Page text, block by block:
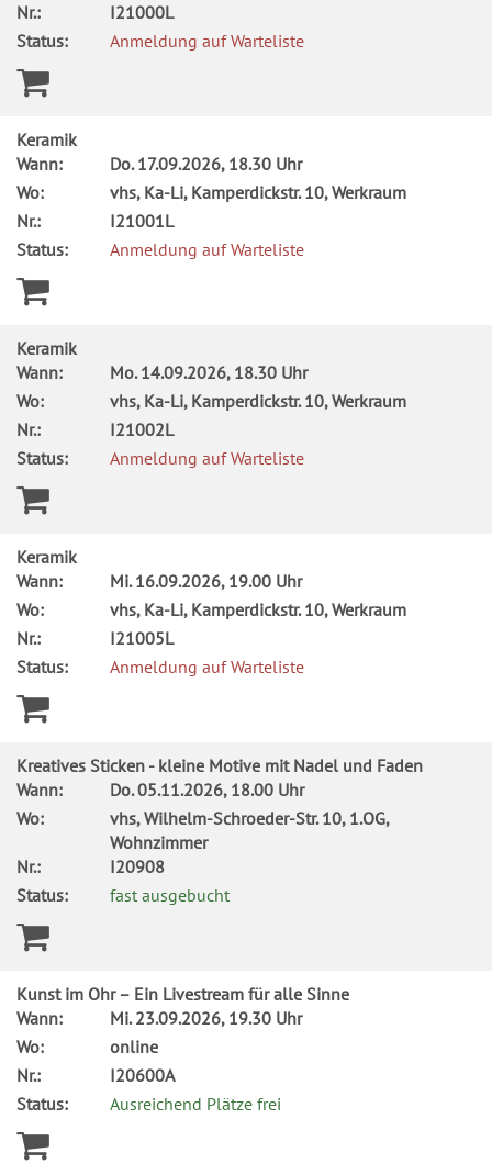
Nr.:
I21000L
Status:
Anmeldung auf Warteliste
Keramik
Wann:
Do.17.09.2026, 18.30 Uhr
Wo:
vhs, Ka-Li, Kamperdickstr. 10, Werkraum
Nr.:
I21001L
Status:
Anmeldung auf Warteliste
Keramik
Wann:
Mo.14.09.2026, 18.30 Uhr
Wo:
vhs, Ka-Li, Kamperdickstr. 10, Werkraum
Nr.:
I21002L
Status:
Anmeldung auf Warteliste
Keramik
Wann:
Mi.16.09.2026, 19.00 Uhr
Wo:
vhs, Ka-Li, Kamperdickstr. 10, Werkraum
Nr.:
I21005L
Status:
Anmeldung auf Warteliste
Kreatives Sticken - kleine Motive mit Nadel und Faden
Wann:
Do.05.11.2026, 18.00 Uhr
Wo:
vhs, Wilhelm-Schroeder-Str. 10, 1.OG,
Wohnzimmer
Nr.:
I20908
Status:
fast ausgebucht
Kunst im Ohr – Ein Livestream für alle Sinne
Wann:
Mi.23.09.2026, 19.30 Uhr
Wo:
online
Nr.:
I20600A
Status:
Ausreichend Plätze frei